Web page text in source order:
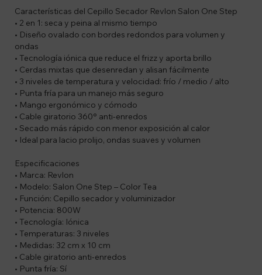
Características del Cepillo Secador Revlon Salon One Step
• 2 en 1: seca y peina al mismo tiempo
• Diseño ovalado con bordes redondos para volumen y
ondas
• Tecnología iónica que reduce el frizz y aporta brillo
• Cerdas mixtas que desenredan y alisan fácilmente
• 3 niveles de temperatura y velocidad: frío / medio / alto
• Punta fría para un manejo más seguro
• Mango ergonómico y cómodo
• Cable giratorio 360° anti-enredos
• Secado más rápido con menor exposición al calor
• Ideal para lacio prolijo, ondas suaves y volumen
Especificaciones
• Marca: Revlon
• Modelo: Salon One Step – Color Tea
• Función: Cepillo secador y voluminizador
• Potencia: 800W
• Tecnología: Iónica
• Temperaturas: 3 niveles
• Medidas: 32 cm x 10 cm
• Cable giratorio anti-enredos
• Punta fría: Sí